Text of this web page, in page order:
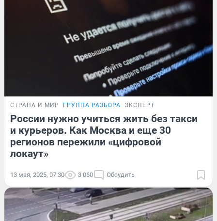
СТРАНА И МИР ГРУППА РАЗБОРА ЭКСПЕРТ
России нужно учиться жить без такси
и курьеров. Как Москва и еще 30
регионов пережили «цифровой
локаут»
13 мая, 2025, 07:30 3 060 Обсудить